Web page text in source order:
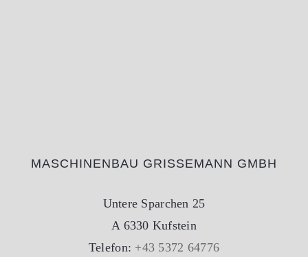
MASCHINENBAU GRISSEMANN GMBH
Untere Sparchen 25
A 6330 Kufstein
Telefon: +43 5372 64776